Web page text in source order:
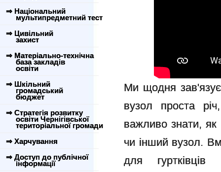
⇒ Національний
мультипредметний тест
⇒ Цивільний
захист
⇒ Матеріально-технічна
база закладів
освіти
⇒ Шкільний
громадський
бюджет
⇒ Стратегія розвитку
освіти Чернігівської
територіальної громади
⇒ Харчування
⇒ Доступ до публічної
інформації
Ми щодня
вузол проста
важливо знати, як
чи інший вузол.
для гуртківців